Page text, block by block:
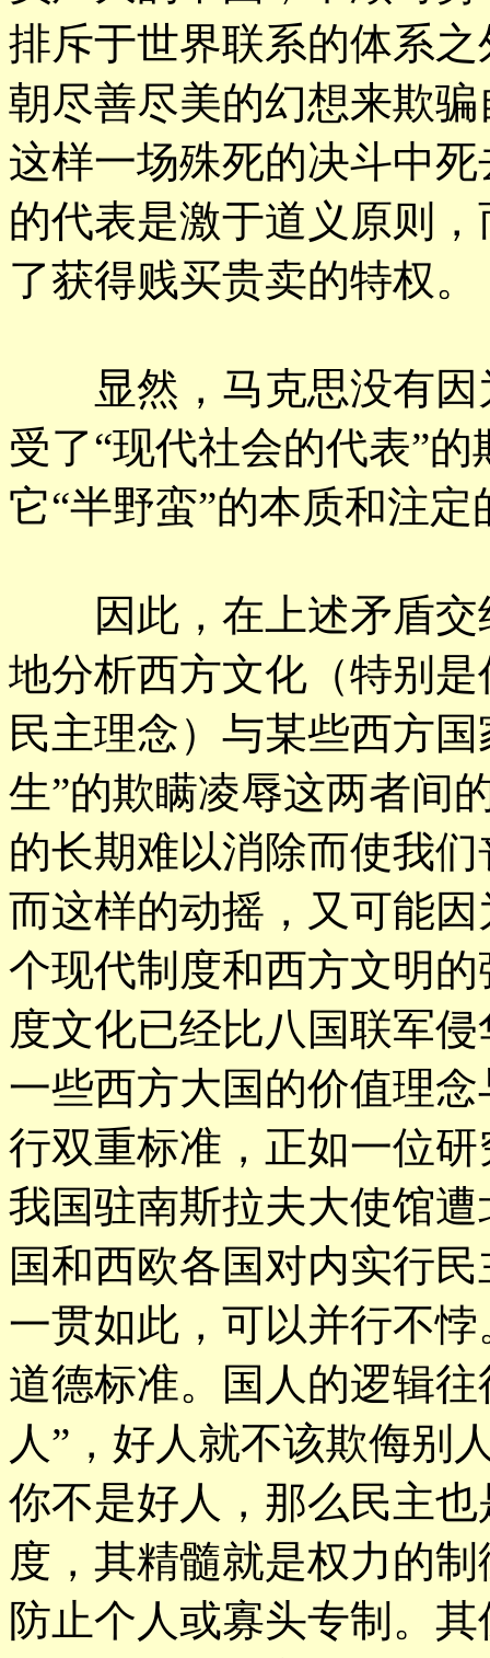
排斥于世界联系的体系
朝尽善尽美的幻想来欺
这样一场殊死的决斗中
的代表是激于道义原则
了获得贱买贵卖的特权。
显然，马克思没有因
受了“现代社会的代表”
它“半野蛮”的本质和注
因此，在上述矛盾交
地分析西方文化（特别
民主理念）与某些西方
生”的欺瞒凌辱这两者间
的长期难以消除而使我
而这样的动摇，又可能
个现代制度和西方文明
度文化已经比八国联军
一些西方大国的价值理
行双重标准，正如一位
我国驻南斯拉夫大使馆
国和西欧各国对内实行
一贯如此，可以并行不
道德标准。国人的逻辑
人”，好人就不该欺侮别
你不是好人，那么民主
度，其精髓就是权力的
防止个人或寡头专制。